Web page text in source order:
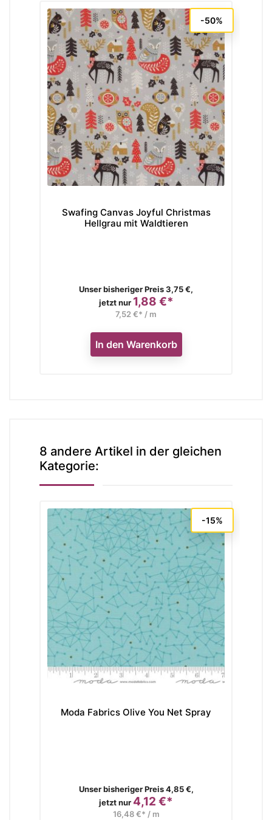
Swafing Canvas Joyful Christmas
Hellgrau mit Waldtieren
Verkaufspreis
Unser bisheriger Preis 3,75 €,
jetzt nur
-50%
Preis
1,88 €*
7,52 €* / m
In den Warenkorb
8 andere Artikel in der gleichen
Kategorie:
Moda Fabrics Olive You Net Spray
Verkaufspreis
Unser bisheriger Preis 4,85 €,
jetzt nur
-15%
Preis
4,12 €*
16,48 €* / m